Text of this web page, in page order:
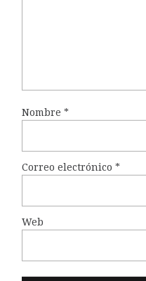
Nombre *
Correo electrónico *
Web